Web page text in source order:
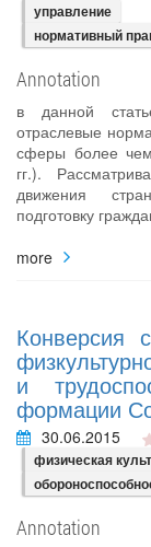
управление
нормативный
Annotation
в данной
отраслевые
сферы более
гг.).
движения
подготовку
more
Конверсия
и
формации
30.06.2015
физическая
Annotation